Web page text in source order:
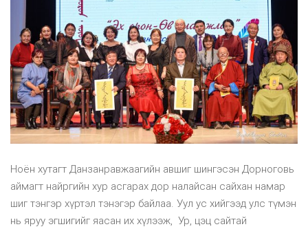
Ноён хутагт Данзанравжаагийн авшиг шингэсэн Дорноговь
аймагт найргийн хур асгарах дор налайсан сайхан намар
шиг тэнгэр хүртэл тэнэгэр байлаа. Уул ус хийгээд улс түмэн
нь яруу эгшигийг яасан их хүлээж, Ур, цэц сайтай